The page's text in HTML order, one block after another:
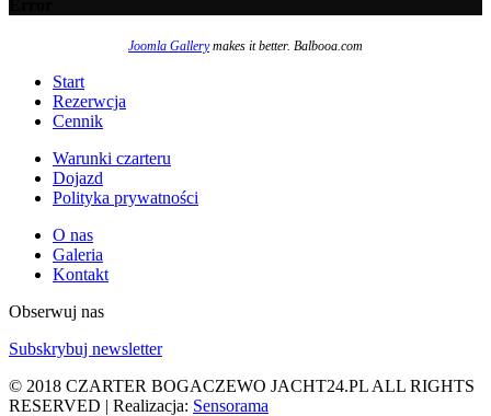
Joomla Gallerymakes it better. Balbooa.com
Start
Rezerwcja
Cennik
Warunki czarteru
Dojazd
Polityka prywatności
O nas
Galeria
Kontakt
Obserwuj nas
Subskrybuj newsletter
© 2018 CZARTER BOGACZEWO JACHT24.PL ALL RIGHTS
RESERVED | Realizacja: Sensorama